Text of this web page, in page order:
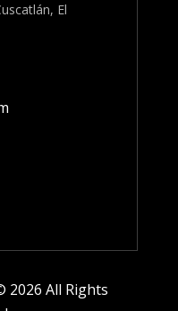
El
2026 All Rights